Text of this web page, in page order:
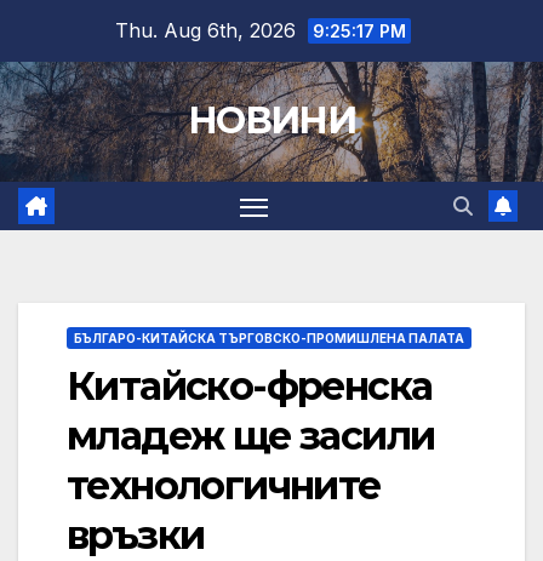
content
Thu. Aug 6th, 2026 9:25:18 PM
НОВИНИ
БЪЛГАРО-КИТАЙСКА ТЪРГОВСКО-ПРОМИШЛЕНА ПАЛАТА
Китайско-френска
младеж ще засили
технологичните
връзки